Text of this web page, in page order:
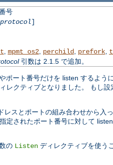
号
protocol]
mpmt_os2, perchild, prefork,
引数は 2.1.5 で追加。
ポート番号だけを listen するよ
レクティブとなりました。 もし
スとポートの組み合わせから
定されたポート番号に対して
の Listen ディレクティブを使う